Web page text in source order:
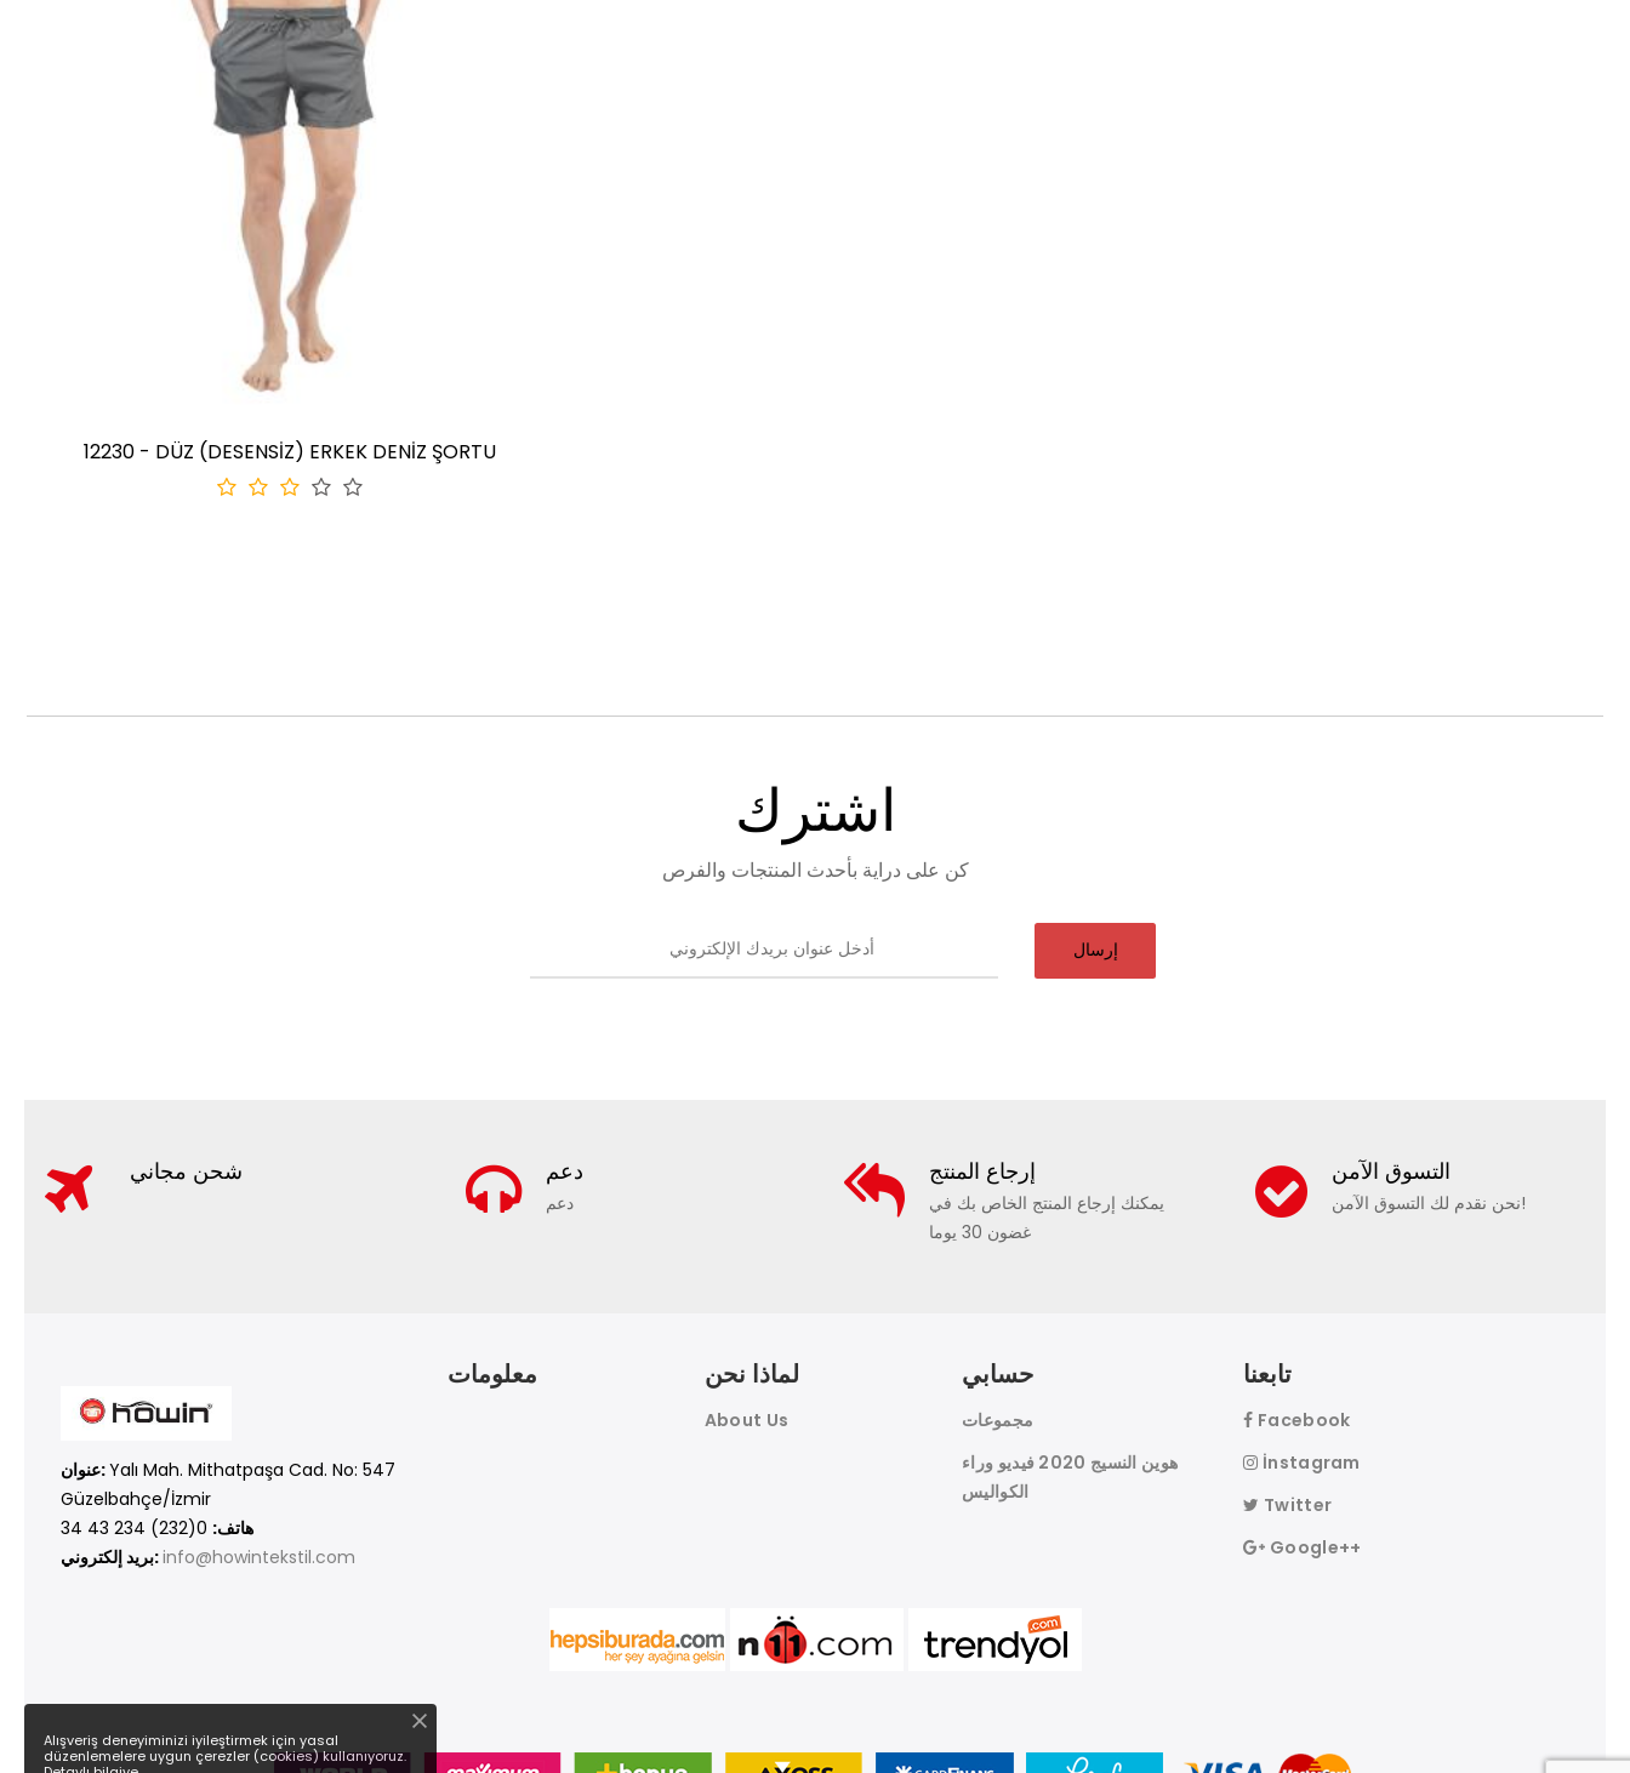
12230 - DÜZ (DESENSİZ) ERKEK DENİZ ŞORTU
اشترك
كن على دراية بأحدث المنتجات والفرص
إرسال
شحن مجاني دعم
دعم
إرجاع المنتج
يمكنك إرجاع المنتج الخاص بك في
غضون 30 يوما
التسوق الآمن
نحن نقدم لك التسوق الآمن!
عنوان:Yalı Mah. Mithatpaşa Cad. No: 547
Güzelbahçe/İzmir
هاتف:
بريد إلكتروني:info@howintekstil.com
معلومات لماذا نحن
About Us
حسابي
مجموعات
هوين النسيج 2020 فيديو وراء
الكواليس
تابعنا
Facebook
İnstagram
Twitter
Google++
Alışveriş deneyiminizi iyileştirmek için yasal
düzenlemelere uygun çerezler (cookies) kullanıyoruz.